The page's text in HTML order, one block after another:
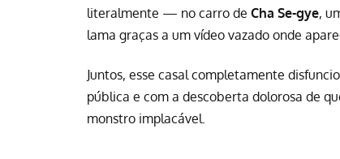
literalmente — no carro de Cha Se-gye,
lama graças a um vídeo vazado onde
Juntos, esse casal completamente
pública e com a descoberta dolorosa de
monstro implacável.